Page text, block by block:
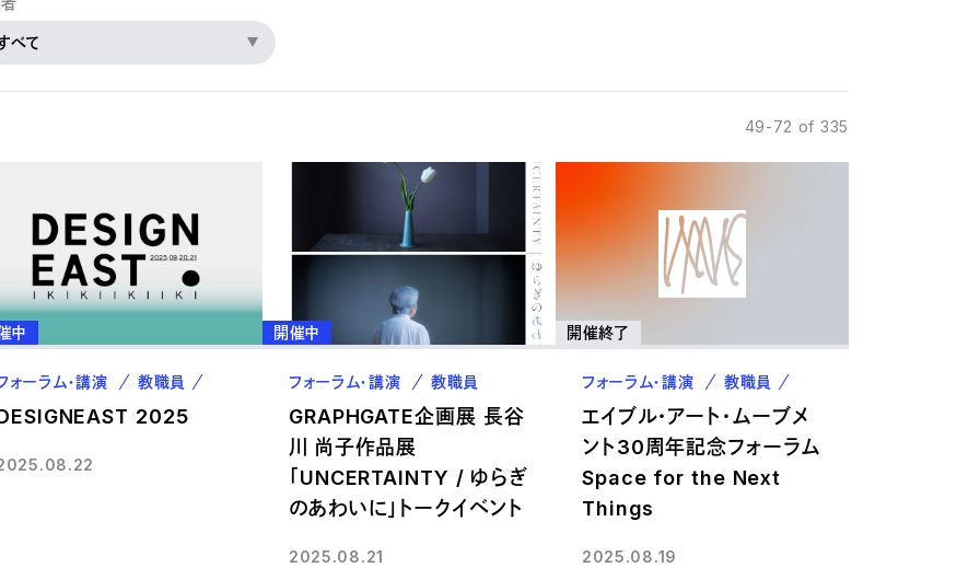
べて
49-72 of 335
中
ォーラム・講演 教職員
2025
開催中
フォーラム・講演 教職員
GRAPHGATE企画展 長谷
川 尚子作品展
「UNCERTAINTY / ゆらぎ
のあわいに」トークイベント
2025.08.21
開催終了
フォーラム・講演 教職員
エイブル・アート・ムーブメ
ント30周年記念フォーラム
Space for the Next
Things
2025.08.19